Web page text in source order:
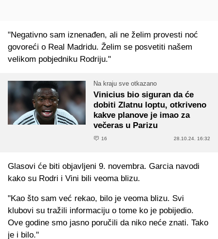
"Negativno sam iznenađen, ali ne želim provesti noć
govoreći o Real Madridu. Želim se posvetiti našem
velikom pobjedniku Rodriju."
Na kraju sve otkazano
Vinicius bio siguran da će
dobiti Zlatnu loptu, otkriveno
kakve planove je imao za
večeras u Parizu
16 28.10.24. 16:32
Glasovi će biti objavljeni 9. novembra. Garcia navodi
kako su Rodri i Vini bili veoma blizu.
"Kao što sam već rekao, bilo je veoma blizu. Svi
klubovi su tražili informaciju o tome ko je pobijedio.
Ove godine smo jasno poručili da niko neće znati. Tako
je i bilo."